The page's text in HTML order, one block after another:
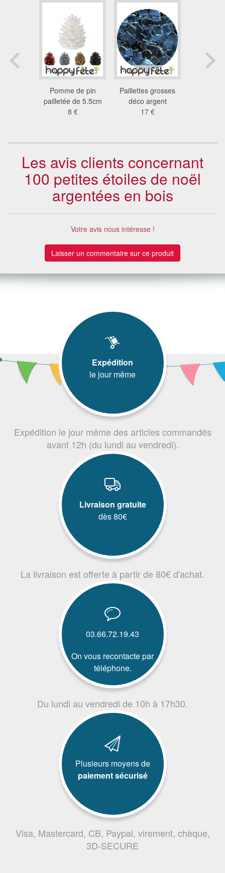
Pomme de pin
pailletée de 5.5cm
8 €
Paillettes grosses
déco argent
17 €
Les avis clients concernant
100 petites étoiles de noël
argentées en bois
Votre avis nous intéresse !
Laisser un commentaire sur ce produit
Expédition
le jour même
Expédition le jour même des articles commandés
avant 12h (du lundi au vendredi).
Livraison gratuite
dès 80€
La livraison est offerte à partir de 80€ d'achat.
03.66.72.19.43
On vous recontacte par
téléphone.
Du lundi au vendredi de 10h à 17h30.
Plusieurs moyens de
paiement sécurisé
Visa, Mastercard, CB, Paypal, virement, chèque,
3D-SECURE